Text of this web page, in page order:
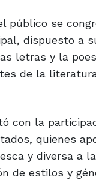
público se
dispuesto a
letras y la
de la
con la
quienes
y diversa a
de estilos y